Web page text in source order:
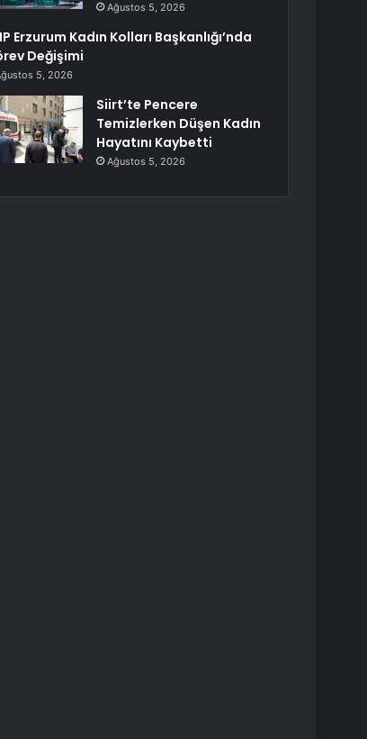
Ağustos 5, 2026
Erzurum Kadın Kolları Başkanlığı’nda
Değişimi
5, 2026
Siirt’te Pencere
Temizlerken Düşen Kadın
Hayatını Kaybetti
Ağustos 5, 2026